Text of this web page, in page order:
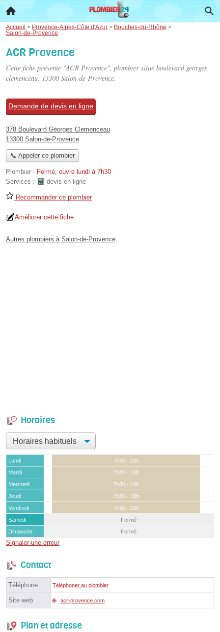
Accueil > Provence-Alpes-Côte d'Azur > Bouches-du-Rhône >
Salon-de-Provence
ACR Provence
Cette fiche présente "ACR Provence", plombier situé boulevard georges
clemenceau, 13300 Salon-de-Provence.
Demande de devis en ligne
378 Boulevard Georges Clemenceau
13300 Salon-de-Provence
📞 Appeler ce plombier
Plombier - Fermé, ouvre lundi à 7h30
Services :
devis en ligne
Recommander ce plombier
Améliorer cette fiche
Autres plombiers à Salon-de-Provence
Horaires
Lundi
7h30 - 18h
Mardi
7h30 - 18h
Mercredi
7h30 - 18h
Jeudi
7h30 - 18h
Vendredi
7h30 - 18h
Samedi
Fermé
Dimanche
Fermé
Signaler une erreur
Contact
Téléphone Téléphoner au plombier
Site web acr-provence.com
Plan et adresse